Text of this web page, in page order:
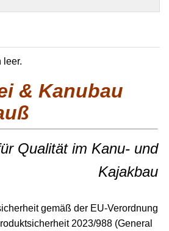
leer.
& Kanubau
Qualität im Kanu- und
Kajakbau
gemäß der EU-Verordnung
2023/988 (General